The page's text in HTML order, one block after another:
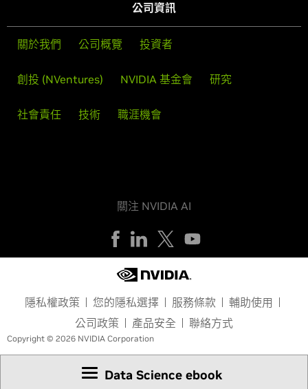
公司資訊
關於我們 公司概覽 投資者
創投 (NVentures) NVIDIA 基金會 研究
社會責任 技術 職涯機會
關注 NVIDIA AI
隱私權政策 您的隱私選擇 服務條款
輔助使用
公司政策
產品安全 聯絡方式
Copyright © 2026 NVIDIA Corporation
Data Science ebook